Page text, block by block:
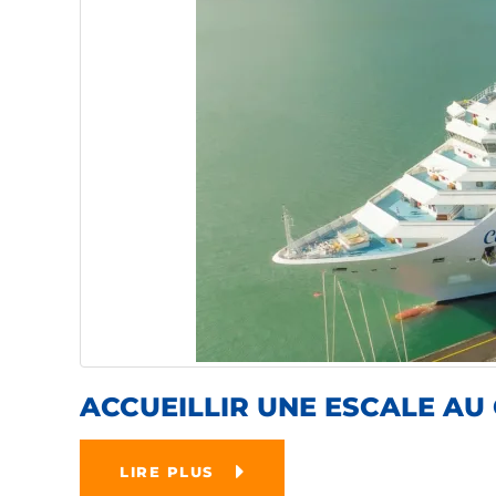
ACCUEILLIR UNE ESCALE AU
LIRE PLUS